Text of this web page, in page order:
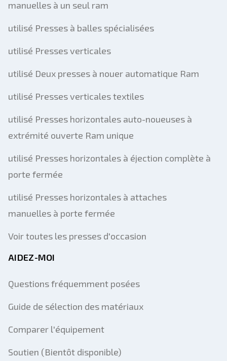
manuelles à un seul ram
utilisé Presses à balles spécialisées
utilisé Presses verticales
utilisé Deux presses à nouer automatique Ram
utilisé Presses verticales textiles
utilisé Presses horizontales auto-noueuses à
extrémité ouverte Ram unique
utilisé Presses horizontales à éjection complète à
porte fermée
utilisé Presses horizontales à attaches
manuelles à porte fermée
Voir toutes les presses d'occasion
AIDEZ-MOI
Questions fréquemment posées
Guide de sélection des matériaux
Comparer l'équipement
Soutien (Bientôt disponible)